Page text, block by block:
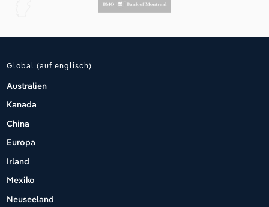
Global (auf englisch)
Australien
Kanada
China
Europa
Irland
Mexiko
Neuseeland